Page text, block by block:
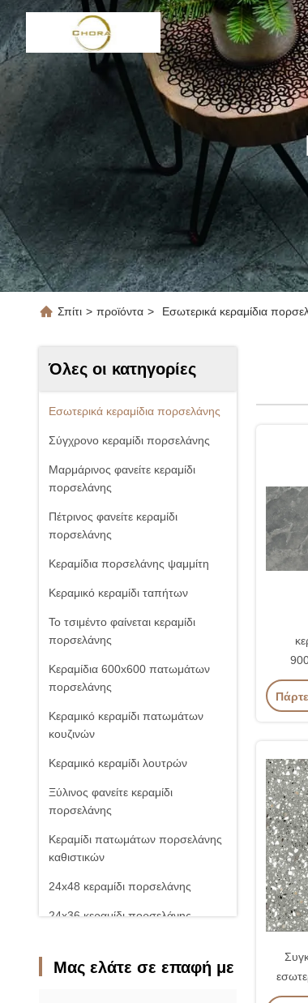
Σπίτι > προϊόντα > Εσωτερικά κεραμίδια
Όλες οι κατηγορίες
Εσωτερικά κεραμίδια πορσελάνης
Σύγχρονο κεραμίδι πορσελάνης
Μαρμάρινος φανείτε κεραμίδι
πορσελάνης
Πέτρινος φανείτε κεραμίδι
πορσελάνης
Κεραμίδια πορσελάνης ψαμμίτη
Κεραμικό κεραμίδι ταπήτων
Το τσιμέντο φαίνεται κεραμίδι
πορσελάνης
Κεραμίδια 600x600 πατωμάτων
πορσελάνης
Κεραμικό κεραμίδι πατωμάτων
κουζινών
Κεραμικό κεραμίδι λουτρών
Ξύλινος φανείτε κεραμίδι
πορσελάνης
Κεραμίδι πατωμάτων πορσελάνης
καθιστικών
24x48 κεραμίδι πορσελάνης
24x36 κεραμίδι πορσελάνης
Πλακάκι πορσελάνης
Μας ελάτε σε επαφή με